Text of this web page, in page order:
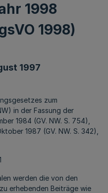
1998
1998)
1997
zum
in der Fassung der
1984 (GV. NW. S. 754),
1987 (GV. NW. S. 342),
werden die von den
erhebenden Beiträge wie